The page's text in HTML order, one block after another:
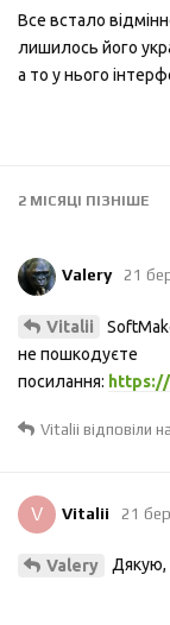
Все встало
лишилось його
а то у нього
2 МІСЯЦІ ПІЗНІШЕ
Valery 21
Vitalii
не пошкодуєте
посилання:
Vitalii відповіли
V Vitalii 21
Valery Дякую,